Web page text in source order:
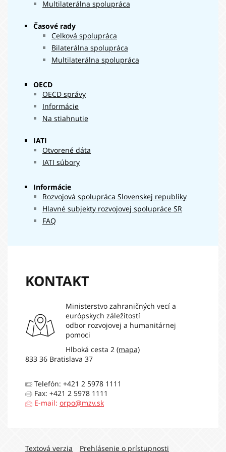
38 757
35 223
034 €
23 546
120 €
Multilaterálna spolupráca
Časové rady
Celková spolupráca
Bilaterálna spolupráca
Multilaterálna spolupráca
OECD
OECD správy
Informácie
Na stiahnutie
IATI
Otvorené dáta
IATI súbory
Informácie
Rozvojová spolupráca Slovenskej republiky
Hlavné subjekty rozvojovej spolupráce SR
FAQ
KONTAKT
Ministerstvo zahraničných vecí a
európskych záležitostí
odbor rozvojovej a humanitárnej
pomoci
Hlboká cesta 2 (mapa)
833 36 Bratislava 37
Telefón: +421 2 5978 1111
Fax: +421 2 5978 1111
E-mail: orpo@mzv.sk
Navigation:
Textová verzia Prehlásenie o prístupnosti